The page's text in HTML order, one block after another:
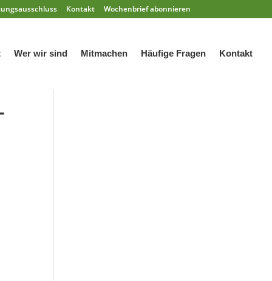
Kontakt Wochenbrief abonnieren
Wer wir sind Mitmachen Häufige Fragen Kontakt